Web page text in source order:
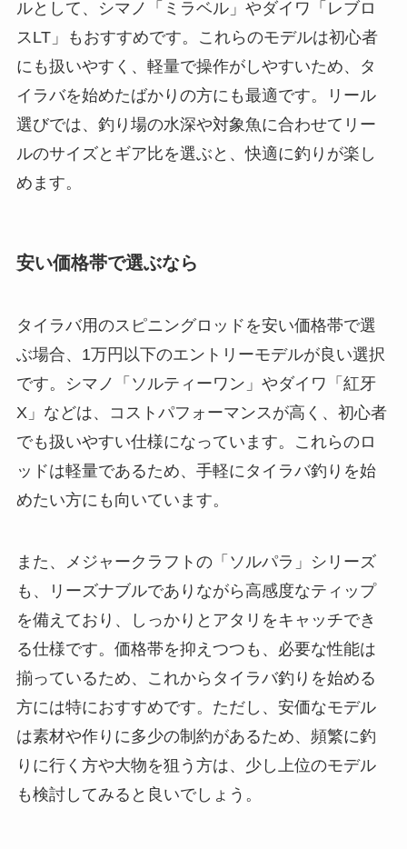
スピニングリール おすすめは？
タイラバで使うスピニングリールのおすすめは、
3000～4000番のモデルが多く、シマノやダイワの
製品が信頼されています。シマノ「ヴァンフォー
もあり、ドラグ性能も優秀なため、繊細なアタリ
これらは高い巻き取り力を持ち、深場での大型マ
ダイも安心して狙えます。
また、価格を抑えつつ性能の良いエントリーモデ
ルとして、シマノ「ミラベル」やダイワ「レブロ
スLT」もおすすめです。これらのモデルは初心者
選びでは、釣り場の水深や対象魚に合わせてリー
ルのサイズとギア比を選ぶと、快適に釣りが楽し
めます。
安い価格帯で選ぶなら
タイラバ用のスピニングロッドを安い価格帯で選
ぶ場合、1万円以下のエントリーモデルが良い選択